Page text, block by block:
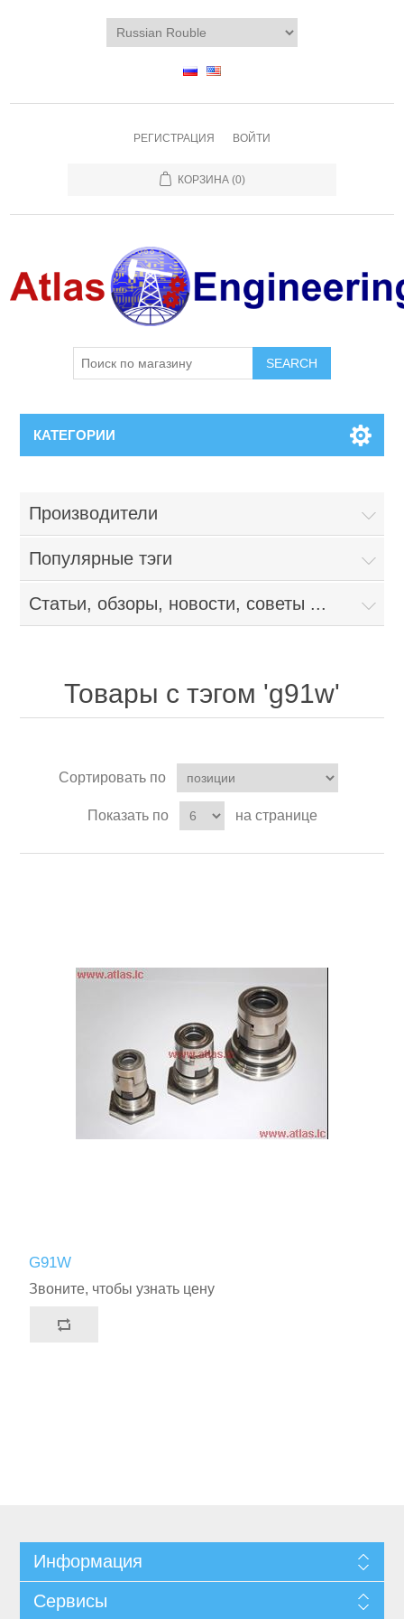
РЕГИСТРАЦИЯ ВОЙТИ
КОРЗИНА (0)
КАТЕГОРИИ
Производители
Популярные тэги
Статьи, обзоры, новости, советы ...
Товары с тэгом 'g91w'
Сортировать по
Показать по на странице
G91W
Звоните, чтобы узнать цену
Информация
Сервисы